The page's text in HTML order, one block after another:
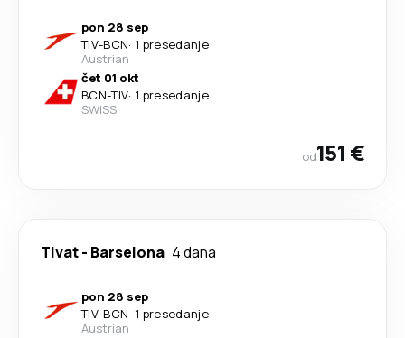
pon 28 sep
TIV-BCN· 1 presedanje
Austrian
čet 01 okt
BCN-TIV· 1 presedanje
SWISS
od151 €
Tivat- Barselona 4 dana
pon 28 sep
TIV-BCN· 1 presedanje
Austrian